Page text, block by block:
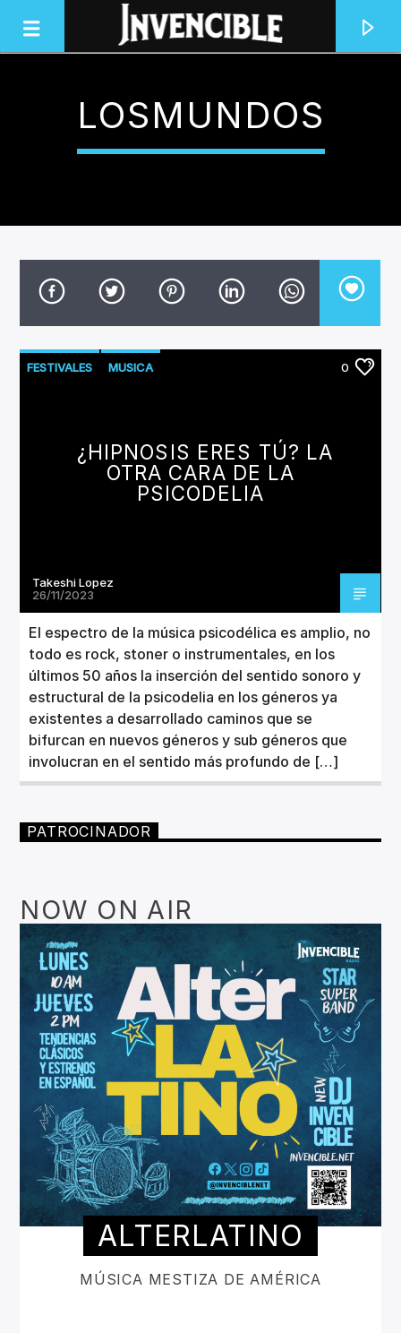
INVENCIBLE RADIO
JUNTOS SOMOS INVENCIBLES
ARTISTA
Invencible Radio
LOSMUNDOS
FESTIVALES MUSICA 0
¿HIPNOSIS ERES TÚ? LA
OTRA CARA DE LA
PSICODELIA
Takeshi Lopez
26/11/2023
El espectro de la música psicodélica es amplio, no
todo es rock, stoner o instrumentales, en los
últimos 50 años la inserción del sentido sonoro y
estructural de la psicodelia en los géneros ya
existentes a desarrollado caminos que se
bifurcan en nuevos géneros y sub géneros que
involucran en el sentido más profundo de […]
PATROCINADOR
NOW ON AIR
ALTERLATINO
MÚSICA MESTIZA DE AMÉRICA